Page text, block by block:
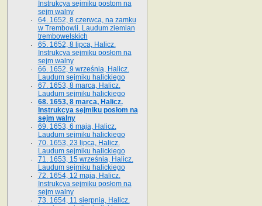
Instrukcya sejmiku postom na
sejm walny
64. 1652, 8 czerwca, na zamku
w Trembowli. Laudum ziemian
trembowelskich
65. 1652, 8 lipca, Halicz.
Instrukcya sejmiku posłom na
sejm walny
66. 1652, 9 września, Halicz.
Laudum sejmiku halickiego
67. 1653, 8 marca, Halicz.
Laudum sejmiku halickiego
68. 1653, 8 marca, Halicz.
Instrukcya sejmiku posłom na
sejm walny
69. 1653, 6 maja, Halicz.
Laudum sejmiku halickiego
70. 1653, 23 lipca, Halicz.
Laudum sejmiku halickiego
71. 1653, 15 września, Halicz.
Laudum sejmiku halickiego
72. 1654, 12 maja, Halicz.
Instrukcya sejmiku posłom na
sejm walny
73. 1654, 11 sierpnia, Halicz.